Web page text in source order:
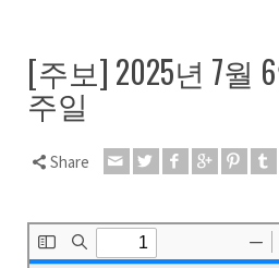
[주보] 2025년 7월
주일
Share